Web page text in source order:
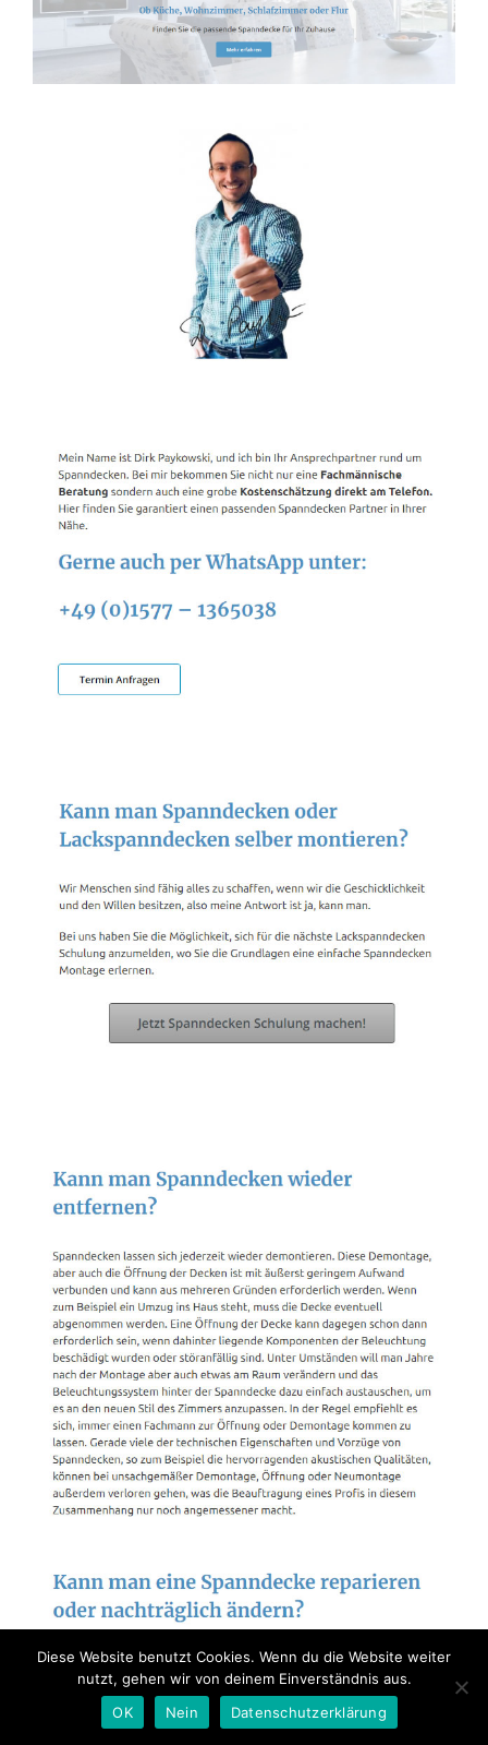
Diese Website benutzt Cookies. Wenn du die Website weiter
nutzt, gehen wir von deinem Einverständnis aus.
OK
Nein Datenschutzerklärung